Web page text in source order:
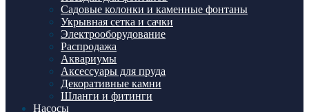
Садовые колонки и каменные фонтаны
Укрывная сетка и сачки
Электрооборудование
Распродажа
Аквариумы
Аксессуары для пруда
Декоративные камни
Шланги и фитинги
Насосы